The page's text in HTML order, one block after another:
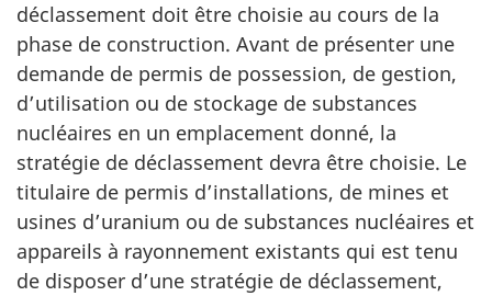
déclassement doit être choisie au cours de la
phase de construction. Avant de présenter une
demande de permis de possession, de gestion,
d’utilisation ou de stockage de substances
nucléaires en un emplacement donné, la
stratégie de déclassement devra être choisie. Le
titulaire de permis d’installations, de mines et
usines d’uranium ou de substances nucléaires et
appareils à rayonnement existants qui est tenu
de disposer d’une stratégie de déclassement,